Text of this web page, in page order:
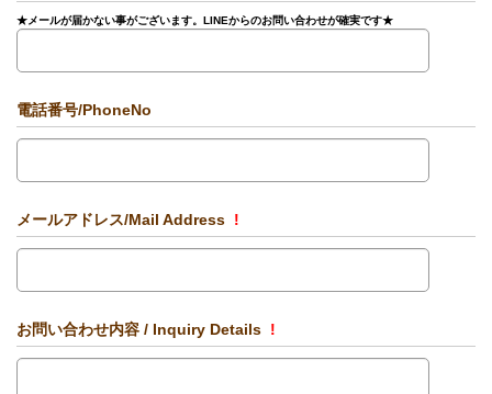
★メールが届かない事がございます。LINEからのお問い合わせが確実です★
電話番号/PhoneNo
メールアドレス/Mail Address !
お問い合わせ内容 / Inquiry Details !